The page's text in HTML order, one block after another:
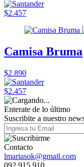
$2.457
Camisa Bruma
$2.890
$2.457
Enterate de lo último
Suscribite a nuestro
Contacto
lmariasok@gmail.com
092 915 910